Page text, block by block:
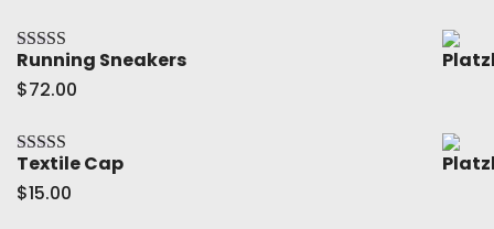
Bewertet mit
5.00von 5
Running Sneakers
$72.00
Bewertet mit
5.00 von 5
Textile Cap
$15.00